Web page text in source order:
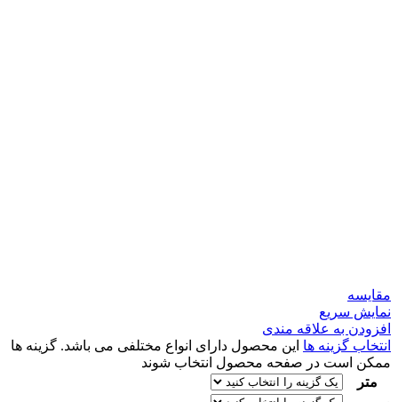
مقايسه
نمایش سریع
افزودن به علاقه مندی
انتخاب گزینه ها این محصول دارای انواع مختلفی می باشد. گزینه ها
ممکن است در صفحه محصول انتخاب شوند
متر